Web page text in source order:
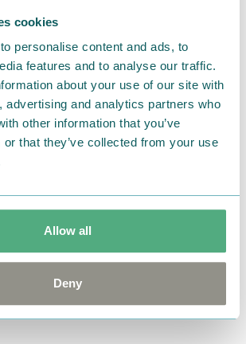
cookies
personalise content and ads, to
features and to analyse our traffic.
about your use of our site with
advertising and analytics partners who
other information that you’ve
or that they’ve collected from your use
Allow all
Deny
見つけられるかな～？
ピリっとアクセントになってますね。
ちら。
シモのウェブサイトで好評発売中で
：1枚 3,600円
、横約135cm（フリンジ部分含